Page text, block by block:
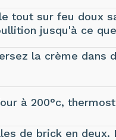
tout sur feu doux
jusqu'à ce
la crème dans
à 200°c,
de brick en deux.